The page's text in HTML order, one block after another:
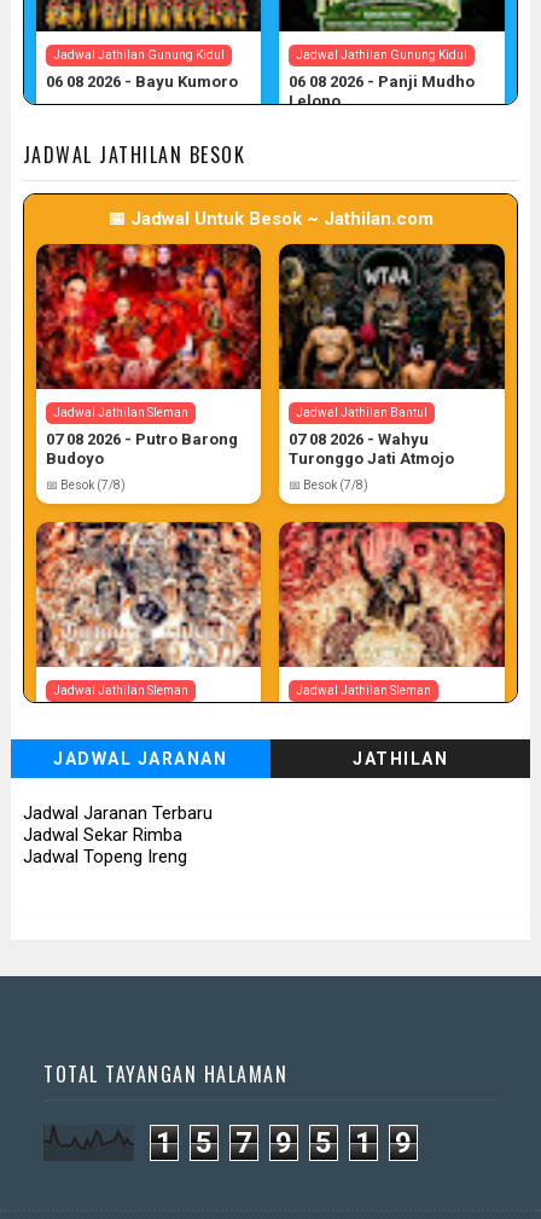
Jadwal Jathilan Gunung Kidul
06 08 2026 - Bayu Kumoro
Jadwal Jathilan Gunung Kidul
06 08 2026 - Panji Mudho
Lelono
Jadwal Jathilan Gunung Kidul
06 08 2026 - Wahyu Budoyo
📅 Target: 6 (Post: 6/7)
JADWAL JATHILAN BESOK
📅 Jadwal Untuk Besok ~ Jathilan.com
Jadwal Jathilan Sleman
07 08 2026 - Putro Barong
Budoyo
📅 Besok (7/8)
Jadwal Jathilan Bantul
07 08 2026 - Wahyu
Turonggo Jati Atmojo
📅 Besok (7/8)
Jadwal Jathilan Sleman
📅 Besok (7/8)
Jadwal Jathilan Sleman
📅 Besok (7/8)
JADWAL JARANAN JATHILAN
Jadwal Jaranan Terbaru
Jadwal Sekar Rimba
Jadwal Topeng Ireng
TOTAL TAYANGAN HALAMAN
1 5 7 9 5 1 9